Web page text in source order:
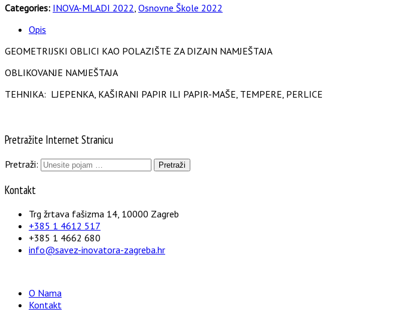
Categories: INOVA-MLADI 2022 Osnovne Škole 2022
Opis
GEOMETRIJSKI OBLICI KAO POLAZIŠTE ZA DIZAJN NAMJEŠTAJA
OBLIKOVANJE NAMJEŠTAJA
TEHNIKA: LJEPENKA, KAŠIRANI PAPIR ILI PAPIR-MAŠE, TEMPERE, PERLICE
Pretražite Internet Stranicu
Pretraži:
Kontakt
Trg žrtava fašizma 14, 10000 Zagreb
+385 1 4612 517
+385 1 4662 680
info@savez-inovatora-zagreba.hr
O Nama
Kontakt